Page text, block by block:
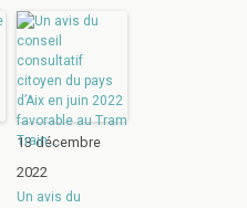
13 décembre
2022
Un avis du